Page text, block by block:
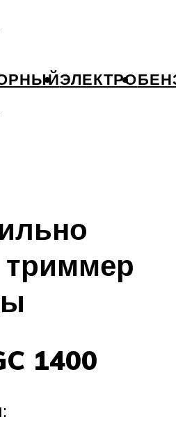
ЭЛЕКТРО
1400